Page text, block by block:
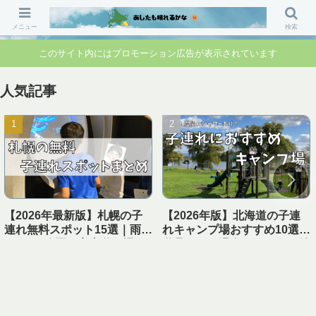
「行ってよかった」「準備して正解」 家族のお出かけ前の“不安”を“安心”に変
えるブログです。
このサイト内にはプロモーション広告が表示されています
人気記事
【2026年最新版】札幌の子
連れ無料スポット15選｜雨の
【2026年版】北海道の子連
れキャンプ場おすすめ10選｜
メニュー 検索